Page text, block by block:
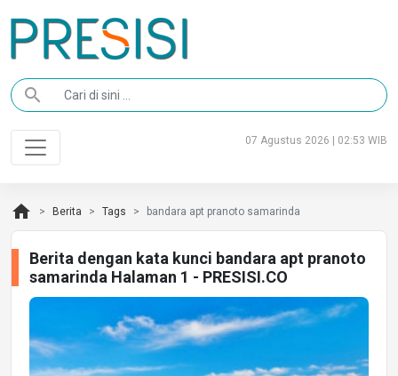
search
07 Agustus 2026 | 02:53 WIB
home Berita Tags bandara apt pranoto samarinda
Berita dengan kata kunci bandara apt pranoto
samarinda Halaman 1 - PRESISI.CO